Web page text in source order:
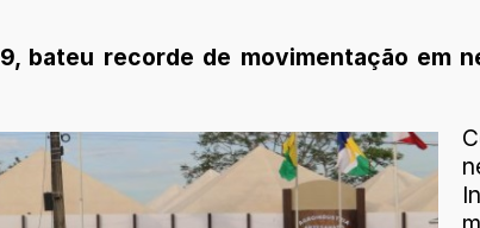
bateu recorde de movimentação em